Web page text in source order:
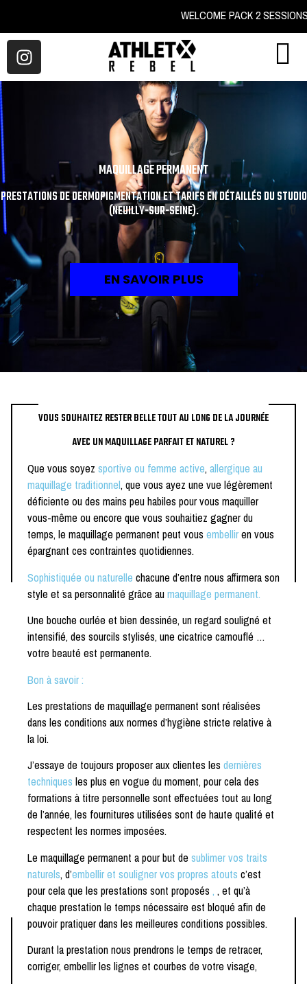
WELCOME PACK 2
MAQUILLAGE PERMANENT
PRESTATIONS DE DERMOPIGMENTATION ET TARIFS EN DÉTAILLÉS DU STUDIO
(NEUILLY-SUR-SEINE).
EN SAVOIR PLUS
VOUS SOUHAITEZ RESTER BELLE TOUT AU LONG DE LA JOURNÉE
AVEC UN MAQUILLAGE PARFAIT ET NATUREL ?
Que vous soyez sportive ou femme active, allergique au
maquillage traditionnel, que vous ayez une vue légèrement
déficiente ou des mains peu habiles pour vous maquiller
vous-même ou encore que vous souhaitiez gagner du
temps, le maquillage permanent peut vous embelliren vous
épargnant ces contraintes quotidiennes.
Sophistiquée ou naturelle chacune d’entre nous affirmera son
style et sa personnalité grâce aumaquillage permanent.
Une bouche ourlée et bien dessinée, un regard souligné et
intensifié, des sourcils stylisés, une cicatrice camouflé …
votre beauté est permanente.
Bon à savoir :
Les prestations de maquillage permanent sont réalisées
dans les conditions aux normes d’hygiène stricte relative à
la loi.
J’essaye de toujours proposer aux clientes les dernières
techniques les plus en vogue du moment, pour cela des
formations à titre personnelle sont effectuées tout au long
de l’année, les fournitures utilisées sont de haute qualité et
respectent les normes imposées.
Le maquillage permanent a pour but de sublimer vos traits
naturels, d’embellir et souligner vos propres atouts c’est
pour cela que les prestations sont proposés , , et qu’à
chaque prestation le temps nécessaire est bloqué afin de
pouvoir pratiquer dans les meilleures conditions possibles.
Durant la prestation nous prendrons le temps de retracer,
corriger, embellir les lignes et courbes de votre visage,